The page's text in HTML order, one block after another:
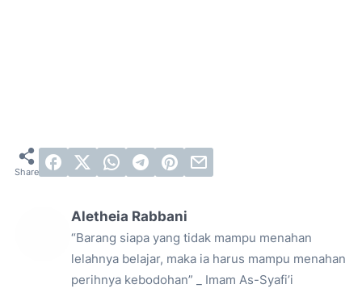
Aletheia Rabbani
“Barang siapa yang tidak mampu menahan
lelahnya belajar, maka ia harus mampu menahan
perihnya kebodohan” _ Imam As-Syafi’i